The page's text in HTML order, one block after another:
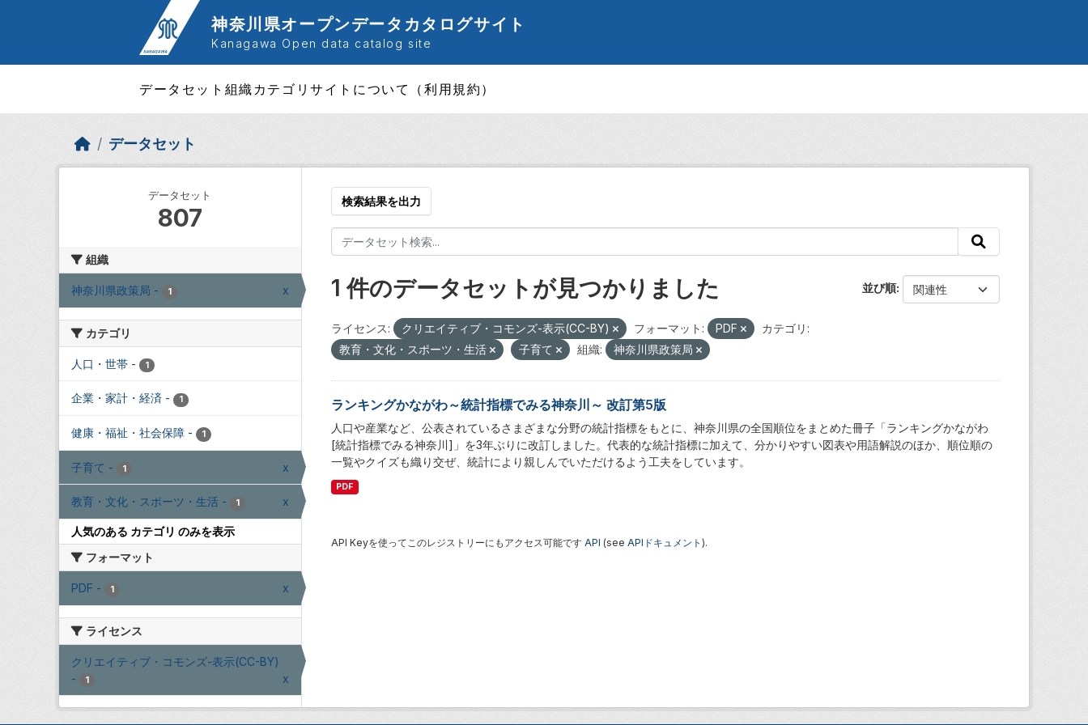
神奈川県オープンデータカタログサイト
Kanagawa Open data catalog site
データセット 組織 カテゴリサイトについて（利用規約）
データセット
データセット
807
組織
神奈川県政策局 - 1 x
カテゴリ
人口・世帯 - 1
企業・家計・経済 - 1
健康・福祉・社会保障 - 1
子育て - 1 x
教育・文化・スポーツ・生活 - 1 x
人気のある カテゴリ のみを表示
フォーマット
PDF - 1 x
ライセンス
クリエイティブ・コモンズ-表示(CC-BY)
-
1 x
検索結果を出力
並び順
1 件のデータセットが見つかりました
ライセンス: クリエイティブ・コモンズ-表示(CC-BY) フォーマット: PDF
カテゴリ:
教育・文化・スポーツ・生活
子育て 組織: 神奈川県政策局
ランキングかながわ～統計指標でみる神奈川～ 改訂第5版
人口や産業など、公表されているさまざまな分野の統計指標をもとに、神奈川県の全国順位をまとめた冊子「ランキングかながわ
[統計指標でみる神奈川]」を3年ぶりに改訂しました。代表的な統計指標に加えて、分かりやすい図表や用語解説のほか、順位順の
一覧やクイズも織り交ぜ、統計により親しんでいただけるよう工夫をしています。
PDF
API Keyを使ってこのレジストリーにもアクセス可能です API (see APIドキュメント ).